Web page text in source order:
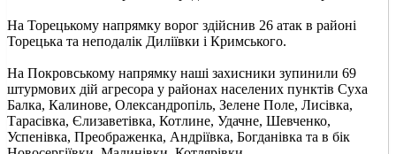
На Торецькому напрямку ворог здійснив 26 атак в районі
Торецька та неподалік Диліївки і Кримського.
На Покровському напрямку наші захисники зупинили 69
штурмових дій агресора у районах населених пунктів Суха
Балка, Калинове, Олександропіль, Зелене Поле, Лисівка,
Тарасівка, Єлизаветівка, Котлине, Удачне, Шевченко,
Успенівка, Преображенка, Андріївка, Богданівка та в бік